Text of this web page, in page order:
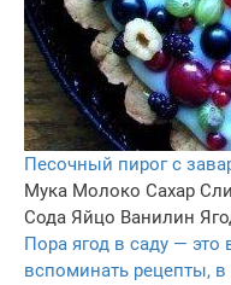
Песочный пирог с
Мука Молоко Сахар
Сода Яйцо Ванилин
Пора ягод в саду —
вспоминать рецепты,